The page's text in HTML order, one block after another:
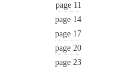
page 11
page 14
page 17
page 20
page 23